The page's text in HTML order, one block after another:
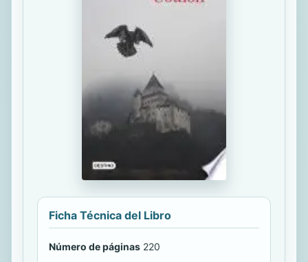
Ficha Técnica del Libro
Número de páginas 220